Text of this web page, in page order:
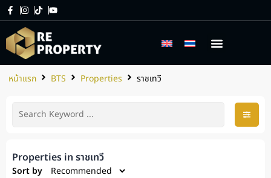
หน้าแรก BTS Properties ราชเทวี
Properties in ราชเทวี
Sort by